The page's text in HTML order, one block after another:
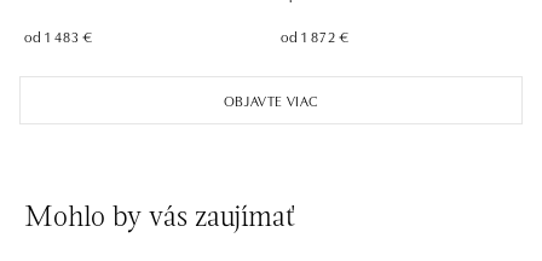
Roztylská 2321/19, 148 00 Praha 4 - Chodov
zajtra otvorené od 09:00
OBJAVTE VIAC
od 1 483 € od 1 872 €
Mohlo by vás zaujímať